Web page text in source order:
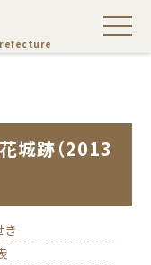
城跡（2013